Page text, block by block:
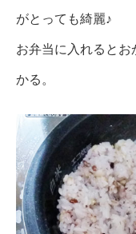
がとっても綺麗♪
お弁当に入れると
かる。